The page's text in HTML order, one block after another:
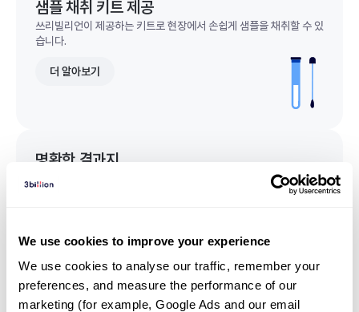
We use cookies to improve your experience
We use cookies to analyse our traffic, remember your
preferences, and measure the performance of our
marketing (for example, Google Ads and our email
샘플 채취 키트 제공
쓰리빌리언이 제공하는 키트로 현장에서 손쉽게 샘플을 채취할 수 있
습니다.
더 알아보기
명확한 결과지
임상유전학팀과 소통
궁금한 점을 임상유전학팀과 직접 논의 할 수 있습니다.